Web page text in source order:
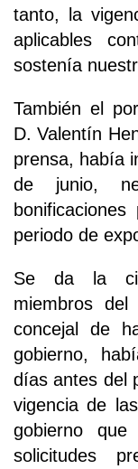
tanto, la
aplicables
sostenía
También el
D. Valentín
prensa, había
de junio,
periodo de
Se da la
miembros
concejal de
gobierno,
días antes del
vigencia de
gobierno
solicitudes